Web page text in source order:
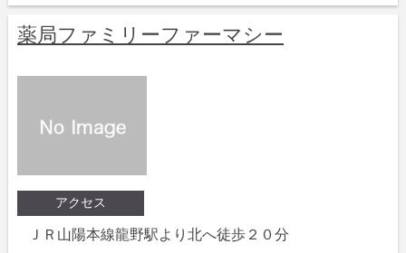
薬局ファミリーファーマシー
アクセス
ＪＲ山陽本線龍野駅より北へ徒歩２０分